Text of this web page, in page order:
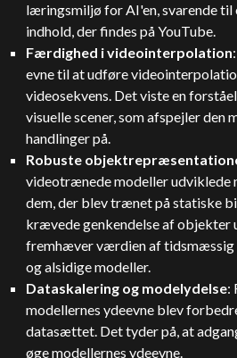
læringsmiljø for AI'en, svarende til
indhold, der findes på YouTube.
Færdighed i videointerpolation
evne til at udføre
videosekvens. Det viste en
visuelle scener, som afspejler
handlinger på.
Robuste
videotrænede modeller
dem, der blev trænet på statiske
krævede genkendelse af
fremhæver værdien af tidsmæssig
og alsidige modeller.
Dataskalering og modelydelse:
modellernes ydeevne blev
datasættet. Det tyder på, at
øge modellernes ydeevne.